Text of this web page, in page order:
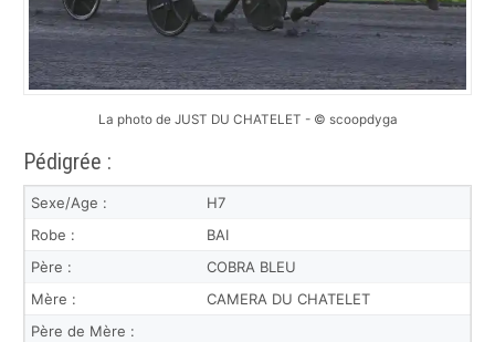
La photo de JUST DU CHATELET - © scoopdyga
Pédigrée :
Sexe/Age :
H7
Robe :
BAI
Père :
COBRA BLEU
Mère :
CAMERA DU CHATELET
Père de Mère :